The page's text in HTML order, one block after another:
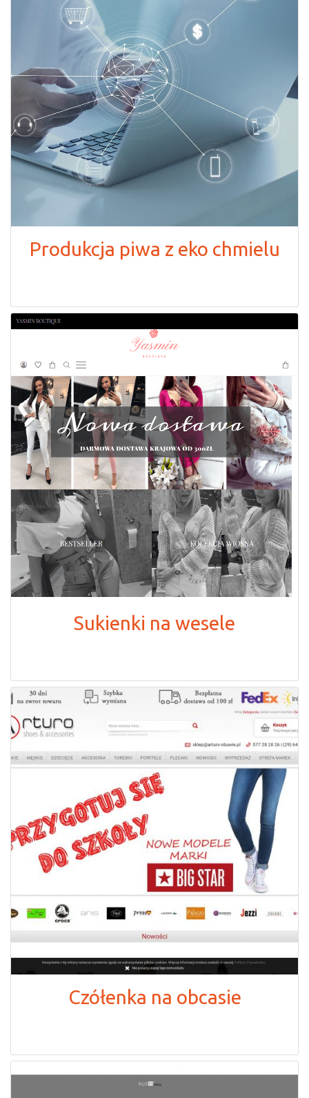
Produkcja piwa z eko chmielu
Sukienki na wesele
Czółenka na obcasie